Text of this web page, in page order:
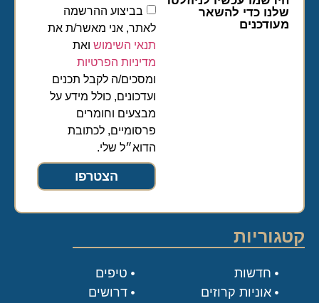
שלנו כדי להשאר
מעודכנים
בביצוע ההרשמה
לאתר, אני מאשר/ת את
תנאי השימושואת
מדיניות הפרטיות
ומסכים/ה לקבל תכנים
ועדכונים, כולל מידע על
מבצעים וחומרים
פרסומיים, לכתובת
הדוא״ל שלי.
הצטרפו
קטגוריות
טיפים
דרושים
חדשות
אוניות קרוזים